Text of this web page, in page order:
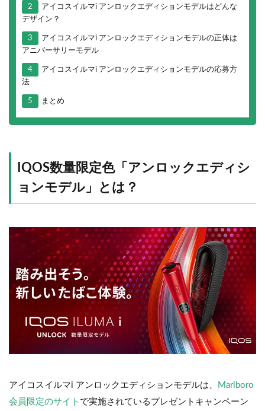
2
アイコスイルマi アンロックエディションモデルはどんな
デザイン？
3
アイコスイルマi アンロックエディションモデルの正体は
アニバーサリーモデル
4
アイコスイルマi アンロックエディションモデルの応募方
法
5 まとめ
IQOS数量限定色「アンロックエディシ
ョンモデル」とは？
アイコスイルマi アンロックエディションモデルは、
Marlboro
会員限定のサイト で実施されているプレゼントキャンペーン